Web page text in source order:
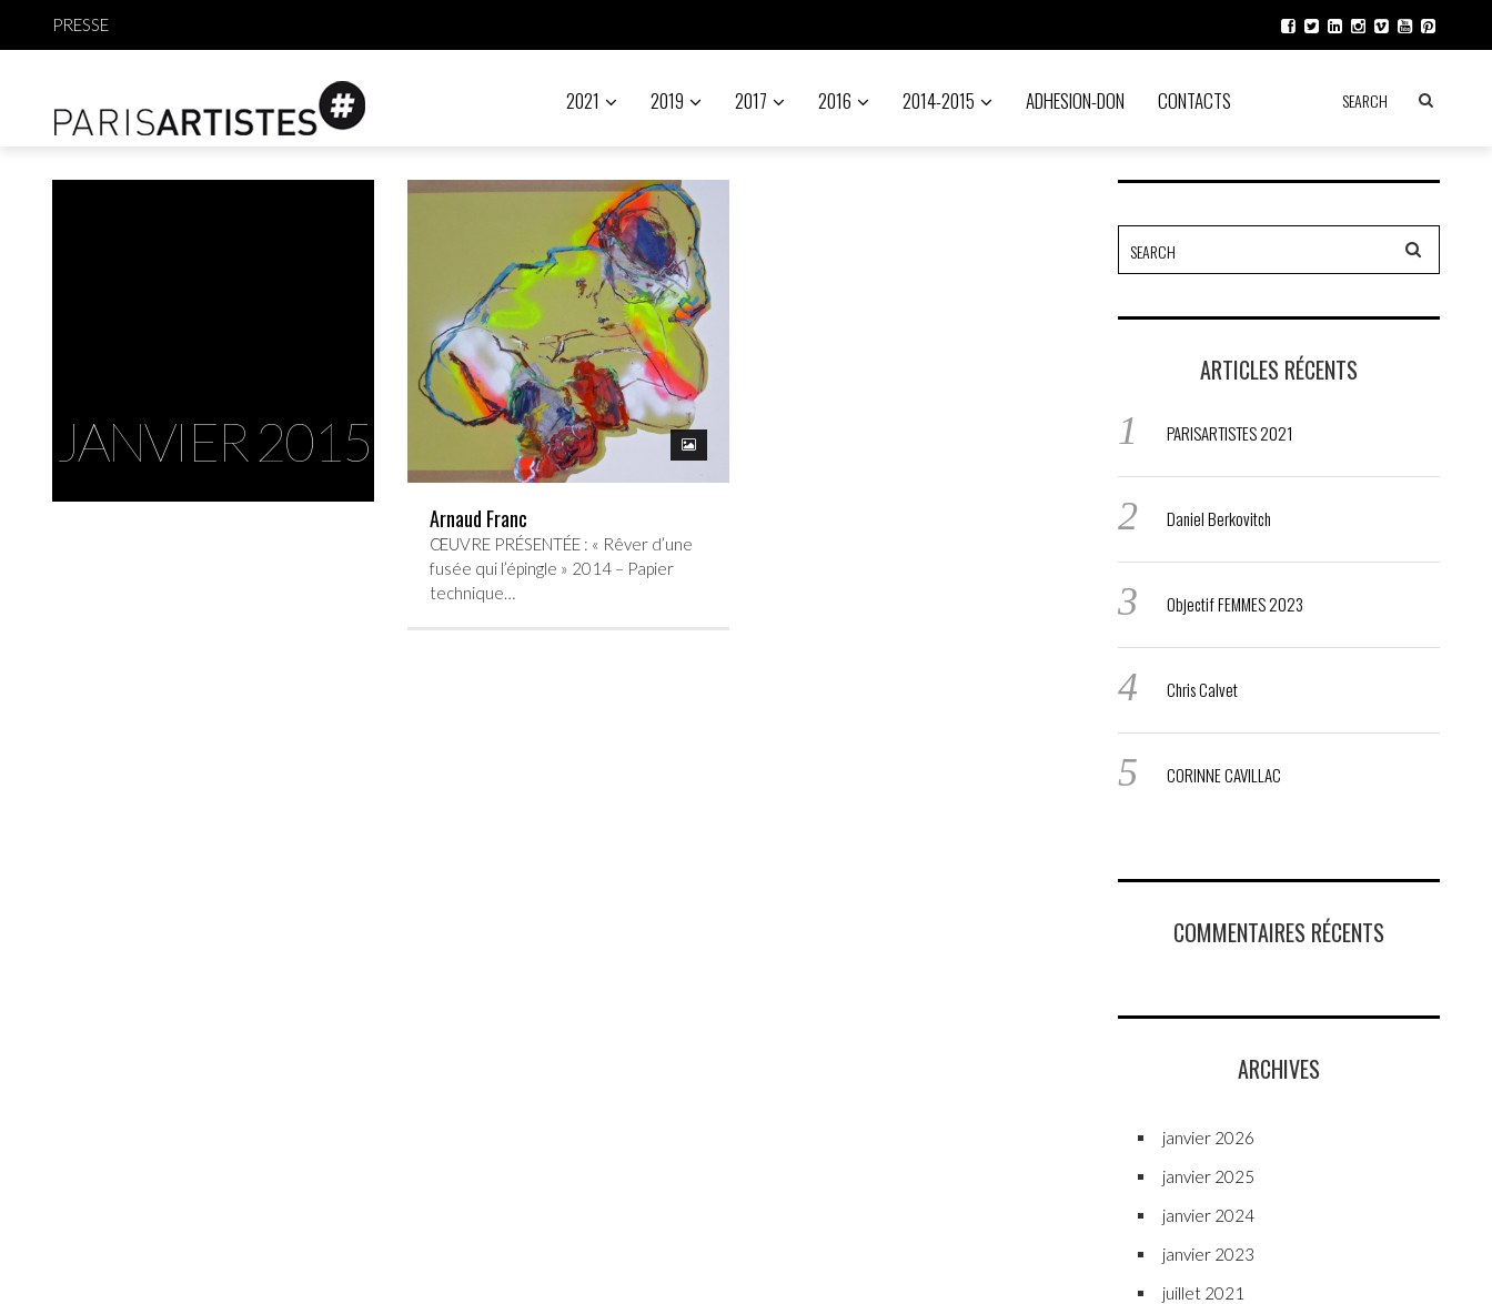
PRESSE
2021 2019 2017 2016 2014-2015 ADHESION-DON CONTACTS
JANVIER 2015
Arnaud Franc
ŒUVRE PRÉSENTÉE : « Rêver d’une
fusée qui l’épingle » 2014 – Papier
technique…
ARTICLES RÉCENTS
PARISARTISTES 2021
Daniel Berkovitch
Objectif FEMMES 2023
Chris Calvet
CORINNE CAVILLAC
COMMENTAIRES RÉCENTS
ARCHIVES
janvier 2026
janvier 2025
janvier 2024
janvier 2023
juillet 2021